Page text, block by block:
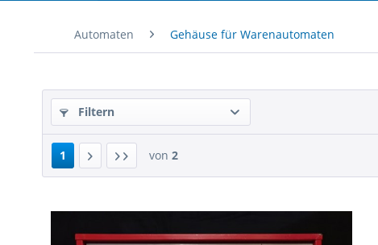
Automaten Gehäuse für Warenautomaten
Filtern
1 von 2